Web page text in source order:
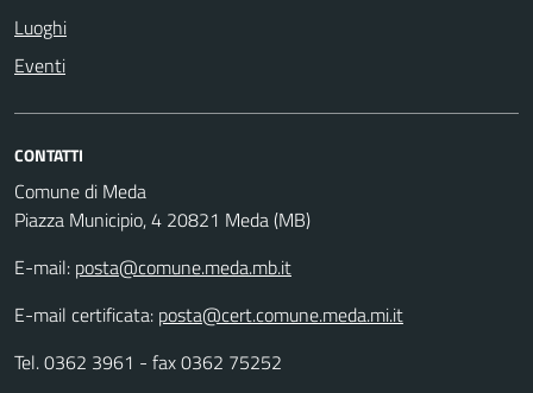
Luoghi
Eventi
CONTATTI
Comune di Meda
Piazza Municipio, 4 20821 Meda (MB)
E-mail: posta@comune.meda.mb.it
E-mail certificata: posta@cert.comune.meda.mi.it
Tel. 0362 3961 - fax 0362 75252